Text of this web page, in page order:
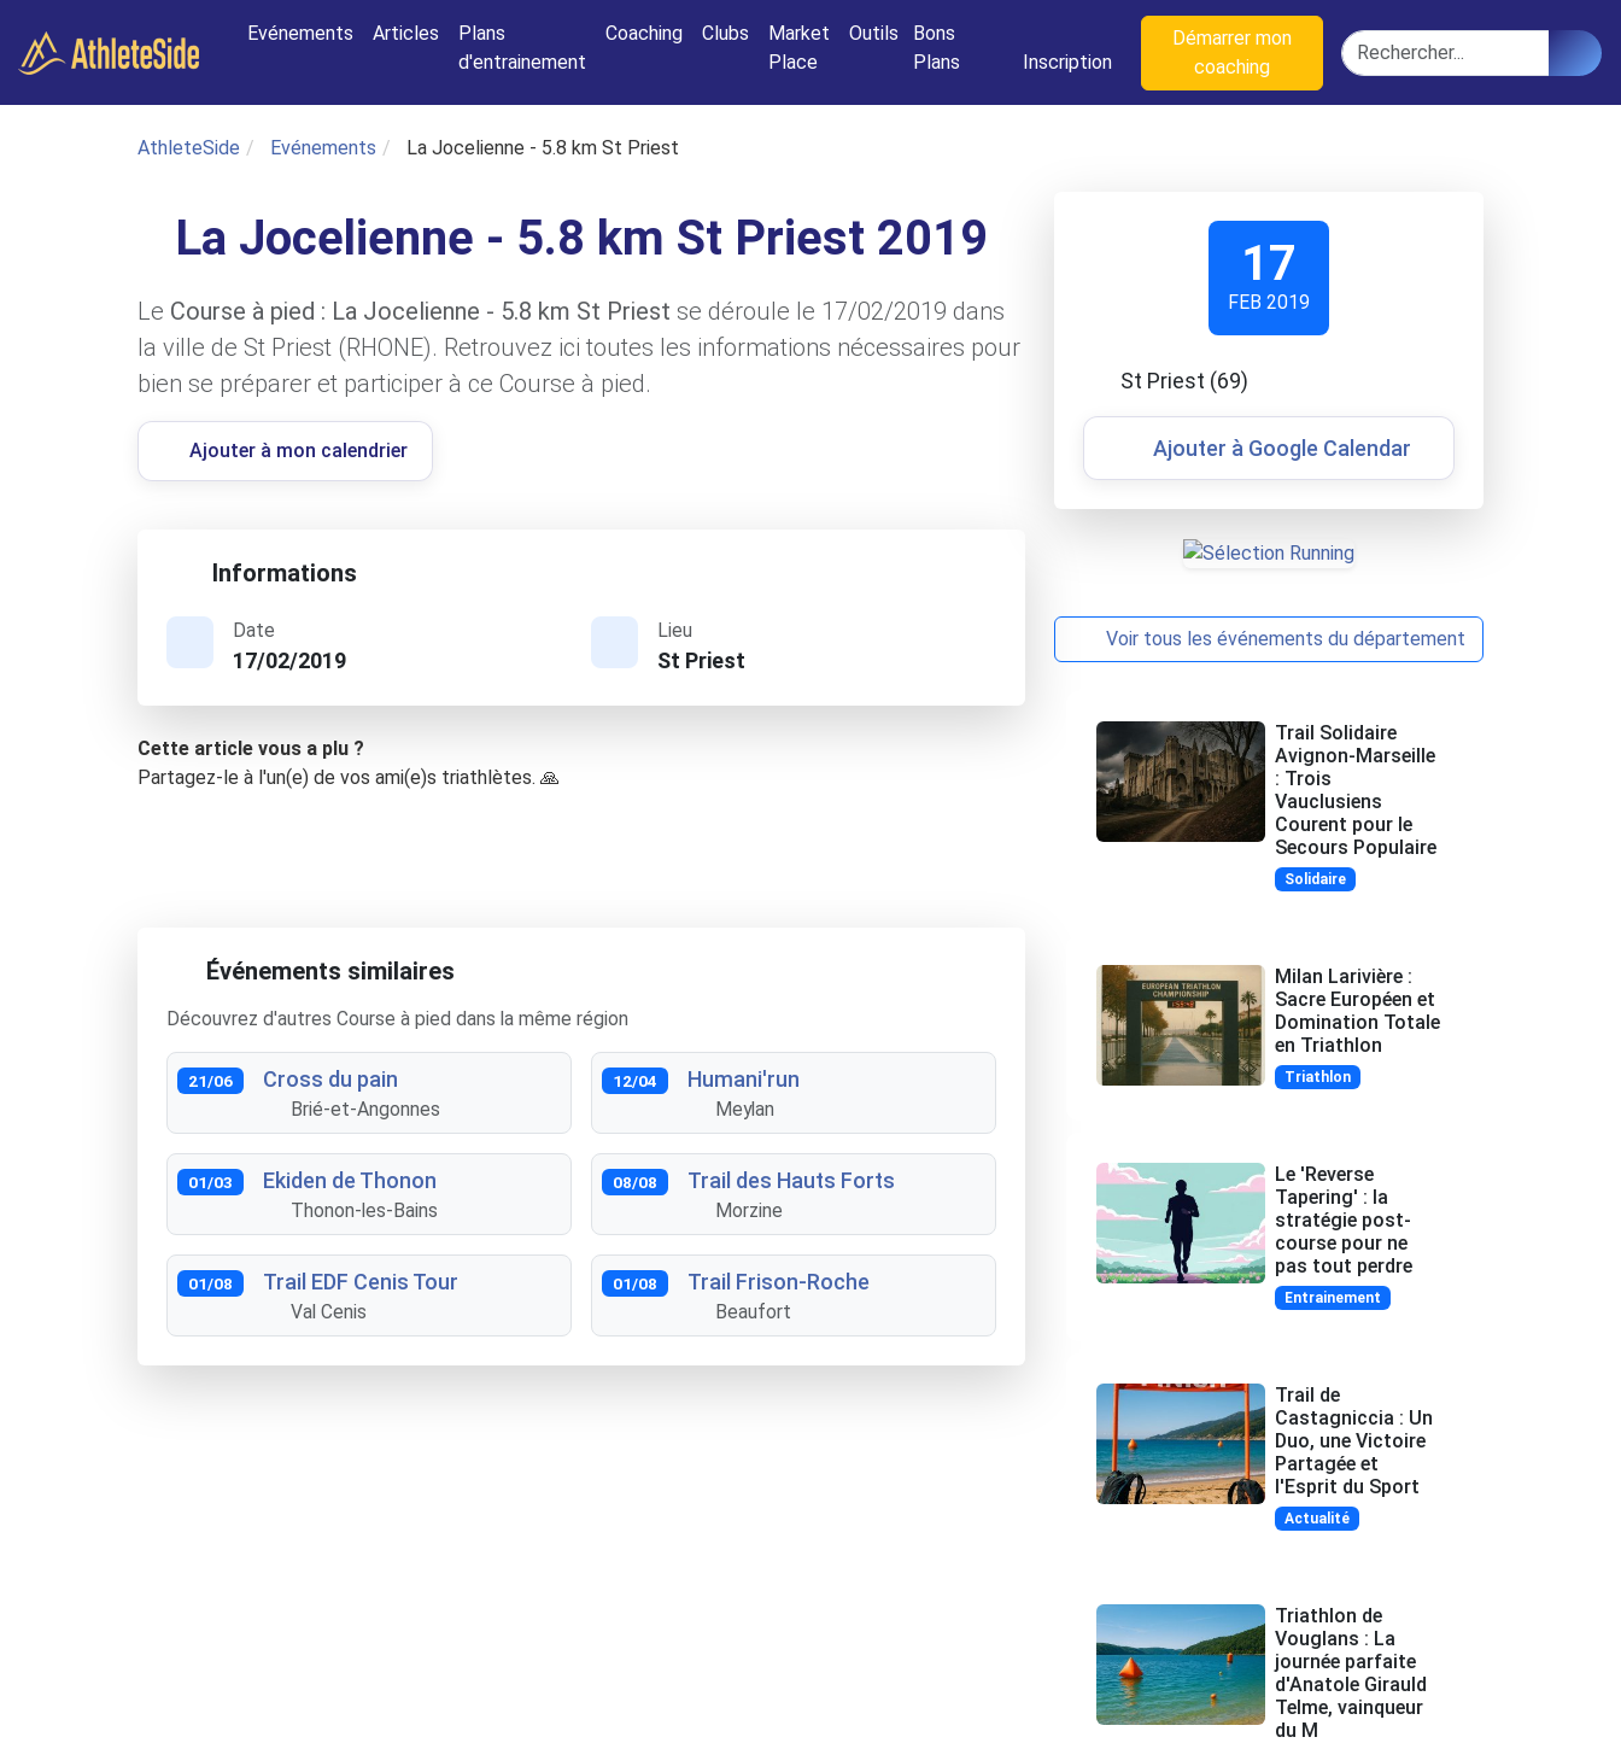
Evénements
Articles
Plans
d'entrainement
Coaching Clubs
Market
Place
Outils
Bons
Plans
Inscription
Démarrer mon
coaching
Rechercher
AthleteSide Evénements La Jocelienne - 5.8 km St Priest
La Jocelienne - 5.8 km St Priest 2019
Le Course à pied : La Jocelienne - 5.8 km St Priest se déroule le 17/02/2019 dans
la ville de St Priest (RHONE). Retrouvez ici toutes les informations nécessaires pour
bien se préparer et participer à ce Course à pied.
Ajouter à mon calendrier
Informations
Date
17/02/2019
Lieu
St Priest
Cette article vous a plu ?
Partagez-le à l'un(e) de vos ami(e)s triathlètes. 🙏
Événements similaires
Découvrez d'autres Course à pied dans la même région
21/06 Cross du pain
Brié-et-Angonnes
12/04 Humani'run
Meylan
01/03 Ekiden de Thonon
Thonon-les-Bains
08/08 Trail des Hauts Forts
Morzine
01/08 Trail EDF Cenis Tour
Val Cenis
01/08 Trail Frison-Roche
Beaufort
17
FEB 2019
St Priest (69)
Ajouter à Google Calendar
Voir tous les événements du département
Trail Solidaire
Avignon-Marseille
: Trois
Vauclusiens
Courent pour le
Secours Populaire
Solidaire
Milan Larivière :
Sacre Européen et
Domination Totale
en Triathlon
Triathlon
Le 'Reverse
Tapering' : la
stratégie post-
course pour ne
pas tout perdre
Entrainement
Trail de
Castagniccia : Un
Duo, une Victoire
Partagée et
l'Esprit du Sport
Actualité
Triathlon de
Vouglans : La
journée parfaite
d'Anatole Girauld
Telme, vainqueur
du M